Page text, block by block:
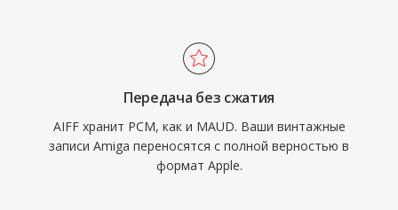
Передача без сжатия
AIFF хранит PCM, как и MAUD. Ваши винтажные
записи Amiga переносятся с полной верностью в
формат Apple.